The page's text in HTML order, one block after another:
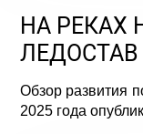
НА РЕКАХ
Обзор развития
2025 года